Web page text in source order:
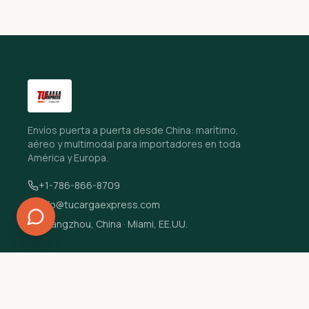
Envíos puerta a puerta desde China: marítimo,
aéreo y multimodal para importadores en toda
América y Europa.
+1-786-866-8709
info@tucargaexpress.com
Guangzhou, China · Miami, EE.UU.